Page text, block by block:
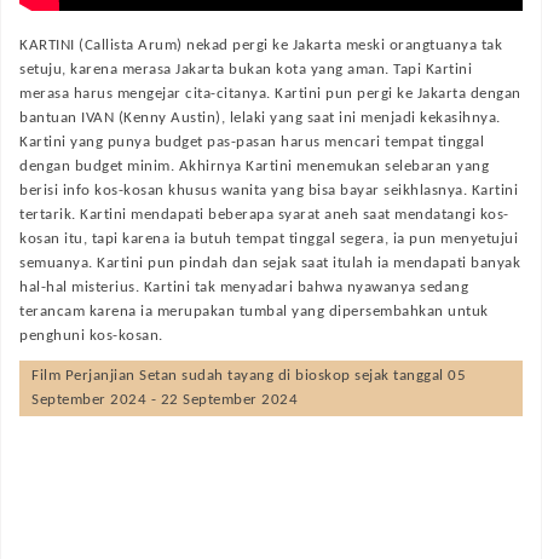
KARTINI (Callista Arum) nekad pergi ke Jakarta meski orangtuanya tak
setuju, karena merasa Jakarta bukan kota yang aman. Tapi Kartini
merasa harus mengejar cita-citanya. Kartini pun pergi ke Jakarta dengan
bantuan IVAN (Kenny Austin), lelaki yang saat ini menjadi kekasihnya.
Kartini yang punya budget pas-pasan harus mencari tempat tinggal
dengan budget minim. Akhirnya Kartini menemukan selebaran yang
berisi info kos-kosan khusus wanita yang bisa bayar seikhlasnya. Kartini
tertarik. Kartini mendapati beberapa syarat aneh saat mendatangi kos-
kosan itu, tapi karena ia butuh tempat tinggal segera, ia pun menyetujui
semuanya. Kartini pun pindah dan sejak saat itulah ia mendapati banyak
hal-hal misterius. Kartini tak menyadari bahwa nyawanya sedang
terancam karena ia merupakan tumbal yang dipersembahkan untuk
penghuni kos-kosan.
Film Perjanjian Setan sudah tayang di bioskop sejak tanggal 05
September 2024 - 22 September 2024